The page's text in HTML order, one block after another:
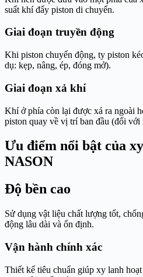
suất khí đẩy piston di chuyển.
Giai đoạn truyền động
Khi piston chuyển động, ty piston
dụ: kẹp, nâng, ép, đóng mở).
Giai đoạn xả khí
Khí ở phía còn lại được xả ra ngoài
piston quay về vị trí ban đầu (đối với
Ưu điểm nổi bật của
NASON
Độ bền cao
Sử dụng vật liệu chất lượng tốt,
động lâu dài và ổn định.
Vận hành chính xác
Thiết kế tiêu chuẩn giúp xy lanh